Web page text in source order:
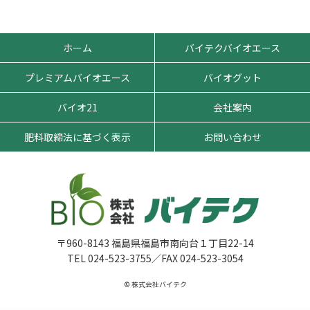
ホーム バイテクバイオエース
プレミアムバイオエース バイオグット
バイオ21 会社案内
肥料取締法に基づく表示 お問い合わせ
〒960-8143 福島県福島市南向台１丁目22-14
TEL 024-523-3755／FAX 024-523-3054
© 株式会社バイテク